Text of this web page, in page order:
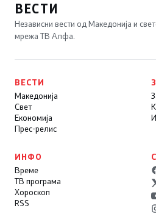
ВЕСТИ
Независни вести од Македонија и
мрежа ТВ Алфа.
ВЕСТИ
Македонија
Свет
Економија
Прес-релис
ИНФО
Време
ТВ програма
Хороскоп
RSS